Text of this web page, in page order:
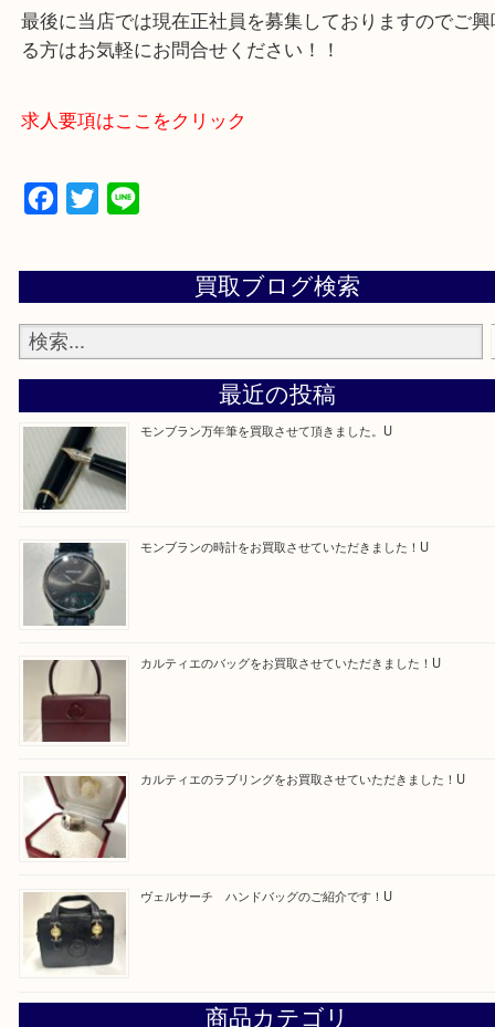
た。と思ってもらえるよう一点一点を丁寧に査定
最後に当店では現在正社員を募集しておりますの
る方はお気軽にお問合せください！！
求人要項はここをクリック
Facebook
Twitter
Line
モンブラン万年筆を買取させて頂きました。U